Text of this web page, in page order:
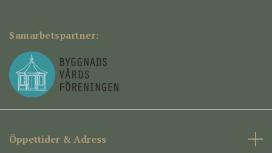
Samarbetspartner:
Öppettider & Adress